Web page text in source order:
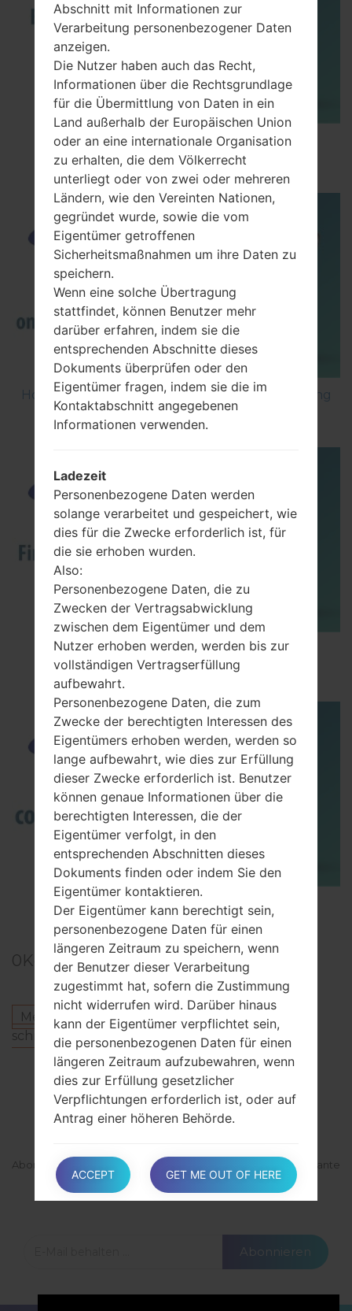
How to Enable Developer Options & USB
Debugging on Samsung ?
How to Factory Reset through code on Samsung
GT-S5560?
How to Flash Stock Firmware on Samsung
Smartphone using Odin?
TOP 5 SECRET CODES for Samsung
0Kommentare
Melden Sie sich an
um einen Kommentar zu
schreiben.
ABONNIEREN
Abonnieren Sie unsere Mailingliste und erhalten Sie interessante
Materialien und Updates per E-Mail.
Abonnieren
Abschnitt mit Informationen zur
Verarbeitung personenbezogener Daten
anzeigen.
Die Nutzer haben auch das Recht,
Informationen über die Rechtsgrundlage
für die Übermittlung von Daten in ein
Land außerhalb der Europäischen Union
oder an eine internationale Organisation
zu erhalten, die dem Völkerrecht
unterliegt oder von zwei oder mehreren
Ländern, wie den Vereinten Nationen,
gegründet wurde, sowie die vom
Eigentümer getroffenen
Sicherheitsmaßnahmen um ihre Daten zu
speichern.
Wenn eine solche Übertragung
stattfindet, können Benutzer mehr
darüber erfahren, indem sie die
entsprechenden Abschnitte dieses
Dokuments überprüfen oder den
Eigentümer fragen, indem sie die im
Kontaktabschnitt angegebenen
Informationen verwenden.
Ladezeit
Personenbezogene Daten werden
solange verarbeitet und gespeichert, wie
dies für die Zwecke erforderlich ist, für
die sie erhoben wurden.
Also:
Personenbezogene Daten, die zu
Zwecken der Vertragsabwicklung
zwischen dem Eigentümer und dem
Nutzer erhoben werden, werden bis zur
vollständigen Vertragserfüllung
aufbewahrt.
Personenbezogene Daten, die zum
Zwecke der berechtigten Interessen des
Eigentümers erhoben werden, werden so
lange aufbewahrt, wie dies zur Erfüllung
dieser Zwecke erforderlich ist. Benutzer
können genaue Informationen über die
berechtigten Interessen, die der
Eigentümer verfolgt, in den
entsprechenden Abschnitten dieses
Dokuments finden oder indem Sie den
Eigentümer kontaktieren.
Der Eigentümer kann berechtigt sein,
personenbezogene Daten für einen
längeren Zeitraum zu speichern, wenn
der Benutzer dieser Verarbeitung
zugestimmt hat, sofern die Zustimmung
nicht widerrufen wird. Darüber hinaus
kann der Eigentümer verpflichtet sein,
die personenbezogenen Daten für einen
längeren Zeitraum aufzubewahren, wenn
dies zur Erfüllung gesetzlicher
Verpflichtungen erforderlich ist, oder auf
Antrag einer höheren Behörde.
Nach der Aufbewahrung werden
personenbezogene Daten gelöscht. Das
und das Recht auf Datenübermittlung
ACCEPT GET ME OUT OF HERE